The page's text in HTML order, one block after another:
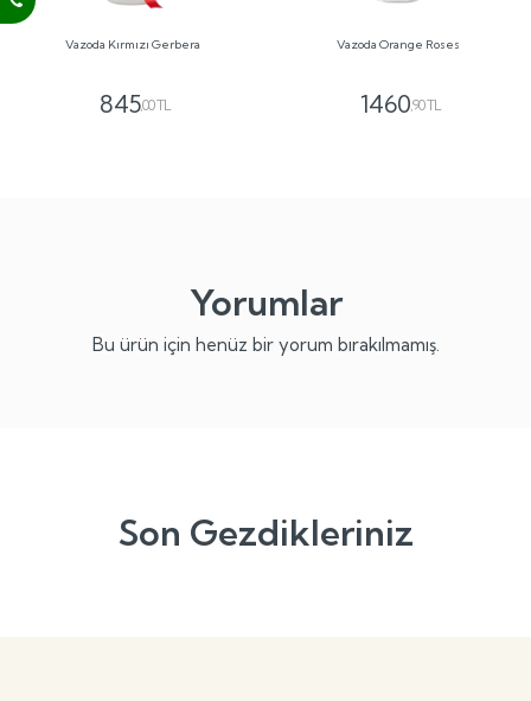
Vazoda Kırmızı Gerbera
845,00 TL
Vazoda Orange Roses
1460,90 TL
Yorumlar
Bu ürün için henüz bir yorum bırakılmamış.
Son Gezdikleriniz